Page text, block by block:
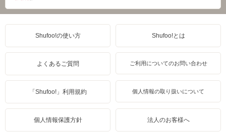
Shufoo!の使い方 Shufoo!とは
よくあるご質問 ご利用についてのお問い合わせ
「Shufoo!」利用規約 個人情報の取り扱いについて
個人情報保護方針 法人のお客様へ